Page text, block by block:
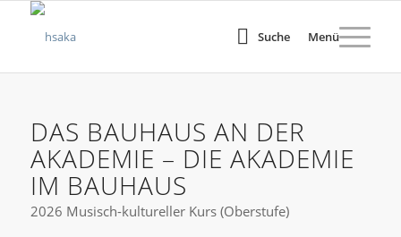
Suche Menü
DAS BAUHAUS AN DER
AKADEMIE – DIE AKADEMIE
IM BAUHAUS
2026 Musisch-kultureller Kurs (Oberstufe)